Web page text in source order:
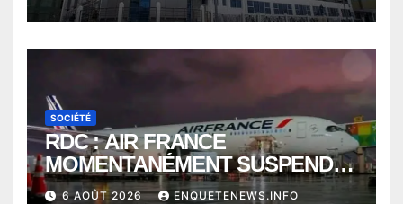
SOCIÉTÉ
RDC : AIR FRANCE
MOMENTANÉMENT SUSPENDU
ENTRE KINSHASA ET PARIS ?
6 AOÛT 2026 ENQUETENEWS.INFO